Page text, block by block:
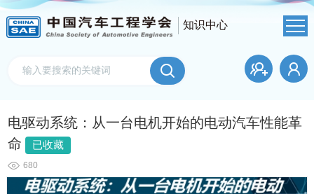
知识中心
电驱动系统：从一台电机开始的电动汽车性能革
命
已收藏
680